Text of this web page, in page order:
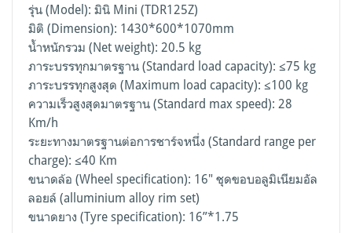
รุ่น (Model): มินิ Mini (TDR125Z)
มิติ (Dimension): 1430*600*1070mm
น้ำหนักรวม (Net weight): 20.5 kg
ภาระบรรทุกมาตรฐาน (Standard load capacity): ≤75 kg
ภาระบรรทุกสูงสุด (Maximum load capacity): ≤100 kg
ความเร็วสูงสุดมาตรฐาน (Standard max speed): 28
Km/h
ระยะทางมาตรฐานต่อการชาร์จหนึ่ง (Standard range per
charge): ≤40 Km
ขนาดล้อ (Wheel specification): 16" ชุดขอบอลูมิเนียมอัล
ลอยล์ (alluminium alloy rim set)
ขนาดยาง (Tyre specification): 16”*1.75